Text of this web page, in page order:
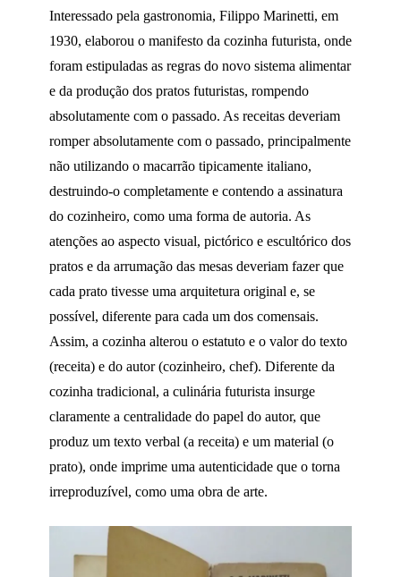
Interessado pela gastronomia, Filippo Marinetti, em
1930, elaborou o manifesto da cozinha futurista, onde
foram estipuladas as regras do novo sistema alimentar
e da produção dos pratos futuristas, rompendo
absolutamente com o passado. As receitas deveriam
romper absolutamente com o passado, principalmente
não utilizando o macarrão tipicamente italiano,
destruindo-o completamente e contendo a assinatura
do cozinheiro, como uma forma de autoria. As
atenções ao aspecto visual, pictórico e escultórico dos
pratos e da arrumação das mesas deveriam fazer que
cada prato tivesse uma arquitetura original e, se
possível, diferente para cada um dos comensais.
Assim, a cozinha alterou o estatuto e o valor do texto
(receita) e do autor (cozinheiro, chef). Diferente da
cozinha tradicional, a culinária futurista insurge
claramente a centralidade do papel do autor, que
produz um texto verbal (a receita) e um material (o
prato), onde imprime uma autenticidade que o torna
irreproduzível, como uma obra de arte.